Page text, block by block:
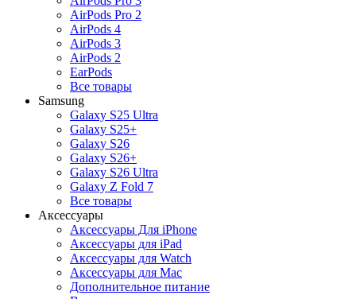
AirPods Pro 2
AirPods 4
AirPods 3
AirPods 2
EarPods
Все товары
Samsung
Galaxy S25 Ultra
Galaxy S25+
Galaxy S26
Galaxy S26+
Galaxy S26 Ultra
Galaxy Z Fold 7
Все товары
Аксессуары
Аксессуары Для iPhone
Аксессуары для iPad
Аксессуары для Watch
Аксессуары для Mac
Дополнительное питание